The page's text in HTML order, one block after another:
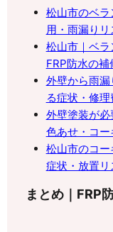
松山市のベ
用・雨漏り
松山市｜ベラ
FRP防水の
外壁から雨
る症状・修
外壁塗装が必
色あせ・コ
松山市のコ
症状・放置
まとめ｜FRP